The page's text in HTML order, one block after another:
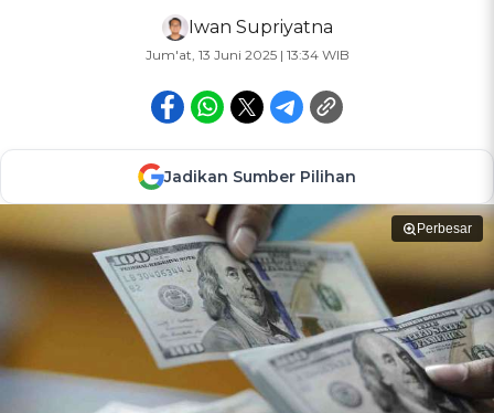
Iwan Supriyatna
Jum'at, 13 Juni 2025 | 13:34 WIB
Jadikan Sumber Pilihan
Perbesar